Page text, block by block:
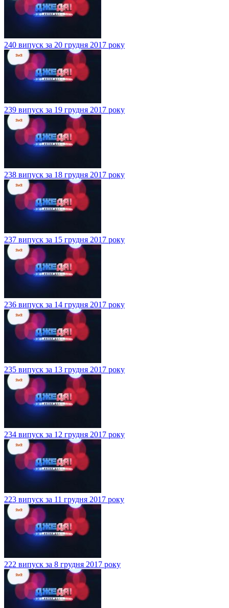
240 випуск за 20 грудня 2017 року
239 випуск за 19 грудня 2017 року
238 випуск за 18 грудня 2017 року
237 випуск за 15 грудня 2017 року
236 випуск за 14 грудня 2017 року
235 випуск за 13 грудня 2017 року
234 випуск за 12 грудня 2017 року
223 випуск за 11 грудня 2017 року
222 випуск за 8 грудня 2017 року